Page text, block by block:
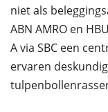
niet als
ABN AMRO en
A via SBC een
ervaren